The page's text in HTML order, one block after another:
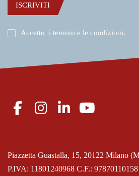
ISCRIVITI
Accetto i termini e le condizioni.
P.IVA: 11801240968 C.F.: 97870110158
Piazzetta Guastalla, 15, 20122 Milano